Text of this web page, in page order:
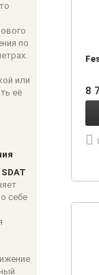
по
или
её
себе
8